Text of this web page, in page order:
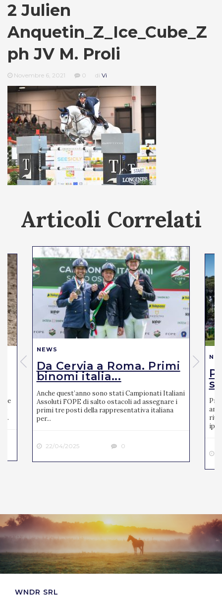
2 Julien
Anquetin_Z_Ice_Cube_Z
ph JV M. Proli
Novembre 6, 2021 0 di Vi
Articoli Correlati
...
NEWS
Da Cervia a Roma. Primi
binomi italia...
Anche quest’anno sono stati Campionati Italiani
Assoluti FOPE di salto ostacoli ad assegnare i
primi tre posti della rappresentativa italiana
per...
22/04/2025 0
WNDR SRL